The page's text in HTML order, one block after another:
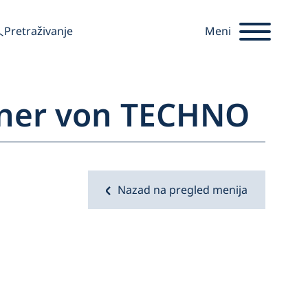
Pretraživanje Meni
von TECHNO
Nazad na pregled menija